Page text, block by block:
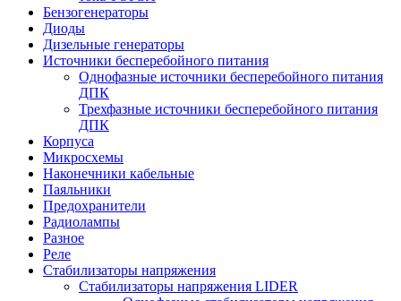
Бензогенераторы
Диоды
Дизельные генераторы
Источники бесперебойного питания
Однофазные источники бесперебойного питания
ДПК
Трехфазные источники бесперебойного питания
ДПК
Корпуса
Микросхемы
Наконечники кабельные
Паяльники
Предохранители
Радиолампы
Разное
Реле
Стабилизаторы напряжения
Стабилизаторы напряжения LIDER